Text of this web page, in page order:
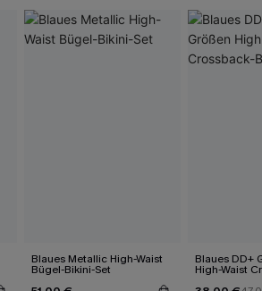
Blaues Metallic High-Waist
Bügel-Bikini-Set
Blaues DD+
High-Waist